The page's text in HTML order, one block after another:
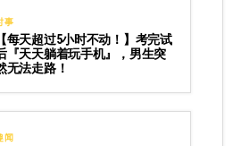
事
【每天超过5小时不动！】考完试
『天天躺着玩手机』，男生突
无法走路！
闻